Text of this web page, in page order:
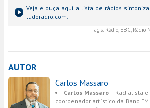
Veja e ouça aqui a lista de rádios
tudoradio.com.
Tags: Rádio, EBC, Rádio
AUTOR
Carlos Massaro
Carlos Massaro– Radialista e
coordenador artístico da Band